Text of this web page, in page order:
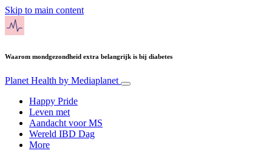
Skip to main content
Waarom mondgezondheid extra belangrijk is bij diabetes
Planet Health by Mediaplanet
Happy Pride
Leven met
Aandacht voor MS
Wereld IBD Dag
More